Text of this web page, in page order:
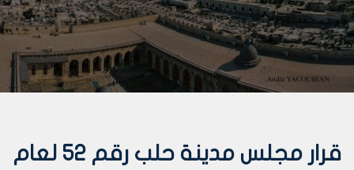
قرار مجلس مدينة حلب رقم 52 لعام